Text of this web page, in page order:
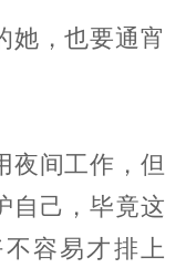
她，也要通宵
夜间工作，但
自己，毕竟这
容易才排上